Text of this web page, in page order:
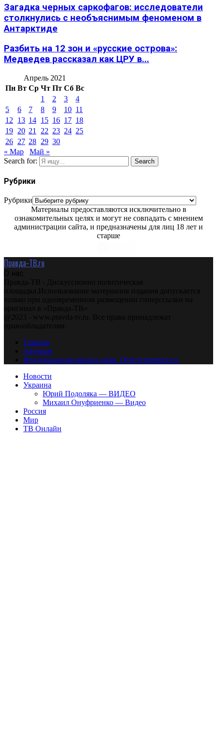
Загадка черных саркофагов: исследователи
столкнулись с необъяснимым феноменом в
Антарктиде
Разбить на 12 зон и «русские острова»:
Медведев рассказал как ЦРУ в...
Апрель 2021
Пн Вт Ср Чт Пт Сб Вс
1
2 3
4
5
6 7 8 9 10 11
12
13 14 15 16 17 18
19 20 21 22 23 24 25
26 27 28 29 30
« Мар
Май »
Search for:
Search
Рубрики
Рубрики
Материалы предоставляются исключительно в
ознакомительных целях и могут не совпадать с мнением
администрации сайта, и предназначены для лиц 18 лет и
старше
Правда-ТВ.ru
О нас
Правда-ТВ - Дискуссионно политическая
площадка.Использование материалов издания допускается
только при одновременном размещении гиперссылки на
оригинал в «Правда-ТВ»
@2023 - www.pravda-tv.ru. Все права принадлежат
правообладателям.
Главная
Авторам
Владельцам авторских прав. Ответственности.
Новости
Украина
Юрий Подоляка — ВИДЕО
Михаил Онуфриенко — Видео
Россия
Мир
ТВ Онлайн